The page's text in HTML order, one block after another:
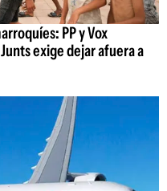
PP y Vox
exige dejar afuera a